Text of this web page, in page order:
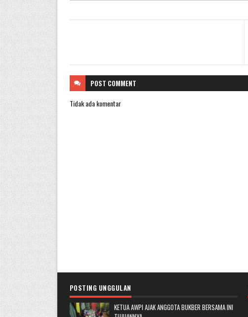
POST COMMENT
Tidak ada komentar
POSTING UNGGULAN
KETUA AWPI AJAK ANGGOTA BUKBER BERSAMA INI